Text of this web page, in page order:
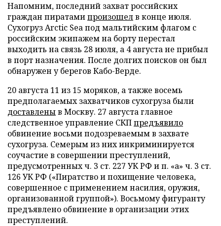
Напомним, последний захват российских
граждан пиратамипроизошелв конце июля.
СухогрузArctic Sea под мальтийским флагом с
российским экипажем на борту перестал
выходить на связь 28 июля, а 4 августа не прибыл
в порт назначения. После долгих поисков он был
обнаружен у берегов Кабо-Верде.
20 августа 11 из 15 моряков, а также восемь
предполагаемых захватчиков сухогруза были
доставленыв Москву. 27 августа главное
следственное управление СКПпредъявило
обвинение восьми подозреваемым в захвате
сухогруза. Семерым из них инкриминируется
соучастие в совершении преступлений,
предусмотренных ч. 3 ст. 227 УК РФ и п. «а» ч. 3 ст.
126 УК РФ («Пиратство и похищение человека,
совершенное с применением насилия, оружия,
организованной группой»). Восьмому фигуранту
предъявлено обвинение в организации этих
преступлений.